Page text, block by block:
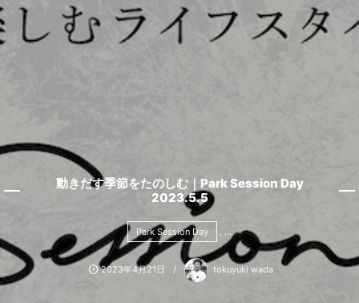
動きだす季節をたのしむ｜Park Session Day
2023.5.5
Park Session Day , …
2023年4月21日 tokuyuki wada